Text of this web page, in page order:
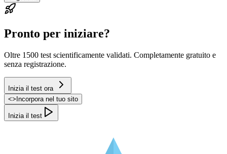
Pronto per iniziare?
Oltre 1500 test scientificamente validati. Completamente gratuito e
senza registrazione.
Inizia il test ora
<> Incorpora nel tuo sito
Inizia il test